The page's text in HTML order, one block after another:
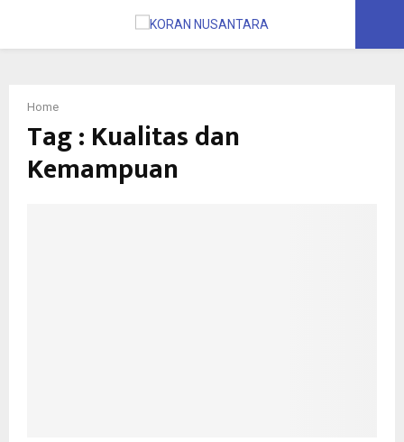
PRIMARY
MENU
Home
Tag : Kualitas dan
Kemampuan